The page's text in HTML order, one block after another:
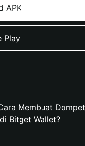
APK
Play
Membuat Dompet
di Bitget Wallet?